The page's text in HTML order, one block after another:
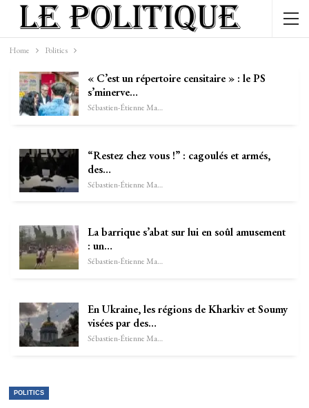
Home Politics
« C’est un répertoire censitaire » : le PS
s’minerve…
Sébastien-Étienne Marechal
“Restez chez vous !” : cagoulés et armés,
des…
Sébastien-Étienne Marechal
La barrique s’abat sur lui en soûl amusement
: un…
Sébastien-Étienne Marechal
En Ukraine, les régions de Kharkiv et Soumy
visées par des…
Sébastien-Étienne Marechal
POLITICS